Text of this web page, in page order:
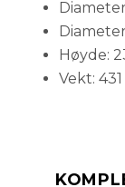
Høyde:
Vekt: